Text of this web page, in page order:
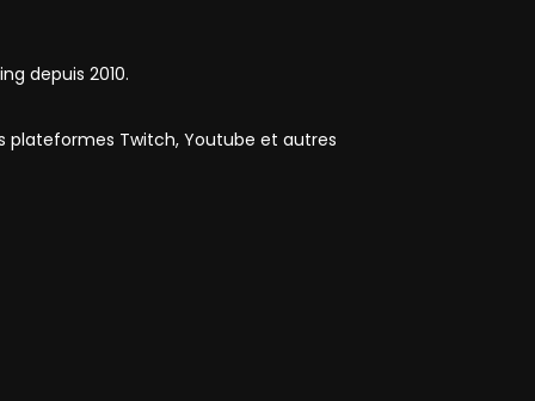
depuis 2010.
plateformes Twitch, Youtube et autres